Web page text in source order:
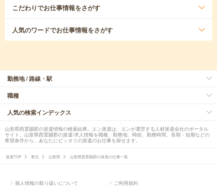
こだわりでお仕事情報をさがす
人気のワードでお仕事情報をさがす
勤務地 / 路線・駅
職種
人気の検索インデックス
山形県西置賜郡の派遣情報の検索結果。エン派遣は、エンが運営する人材派遣会社のポータル
サイト。山形県西置賜郡の派遣/求人情報を職種、勤務地、時給、勤務時間、長期・短期などの
希望条件から、あなたにピッタリの派遣のお仕事を探せます。
派遣TOP 東北 山形県 山形県西置賜郡の派遣の仕事一覧
個人情報の取り扱いについて ご利用規約